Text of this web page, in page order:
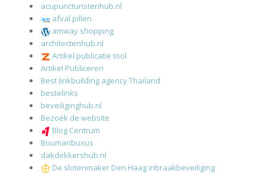
acupuncturistenhub.nl
afval pillen
amway shopping
architectenhub.nl
Artikel publicatie tool
Artikel Publiceren
Best linkbuilding agency Thailand
bestelinks
beveiliginghub.nl
Bezoek de website
Blog Centrum
Boumanbuxus
dakdekkershub.nl
De slotenmaker Den Haag inbraakbeveiliging